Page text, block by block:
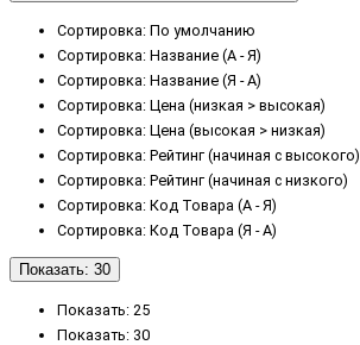
Сортировка: По умолчанию
Сортировка: Название (А - Я)
Сортировка: Название (Я - А)
Сортировка: Цена (низкая > высокая)
Сортировка: Цена (высокая > низкая)
Сортировка: Рейтинг (начиная с высокого)
Сортировка: Рейтинг (начиная с низкого)
Сортировка: Код Товара (А - Я)
Сортировка: Код Товара (Я - А)
Показать: 30
Показать: 25
Показать: 30